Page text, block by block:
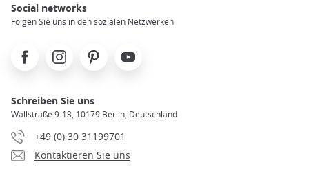
Social networks
Folgen Sie uns in den sozialen Netzwerken
FacebookInstagramPinterest Youtube
Schreiben Sie uns
Wallstraße 9-13, 10179 Berlin, Deutschland
+49 (0) 30 31199701
Kontaktieren Sie uns